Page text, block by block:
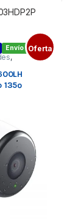
Envío gratis
Oferta
,
135º